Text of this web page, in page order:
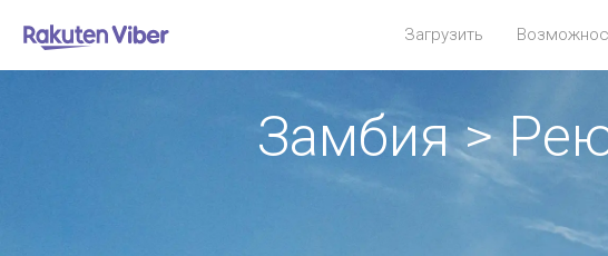
Загрузить
Замбия >